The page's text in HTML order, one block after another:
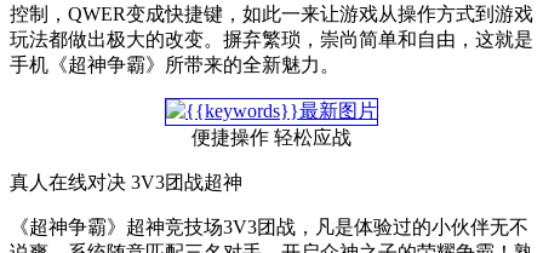
控制，QWER变成快捷键，如此一来让游戏从操作方式到游戏
玩法都做出极大的改变。摒弃繁琐，崇尚简单和自由，这就是
手机《超神争霸》所带来的全新魅力。
便捷操作 轻松应战
真人在线对决 3V3团战超神
《超神争霸》超神竞技场3V3团战，凡是体验过的小伙伴无不